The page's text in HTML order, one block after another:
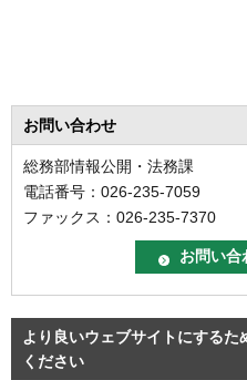
お問い合わせ
総務部情報公開・法務課
電話番号：026-235-7059
ファックス：026-235-7370
より良いウェブサイトにする
ください